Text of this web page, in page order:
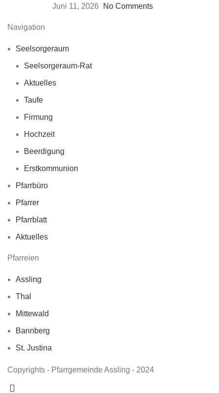
Juni 11, 2026
No Comments
Navigation
Seelsorgeraum
Seelsorgeraum-Rat
Aktuelles
Taufe
Firmung
Hochzeit
Beerdigung
Erstkommunion
Pfarrbüro
Pfarrer
Pfarrblatt
Aktuelles
Pfarreien
Assling
Thal
Mittewald
Bannberg
St. Justina
Copyrights - Pfarrgemeinde Assling - 2024